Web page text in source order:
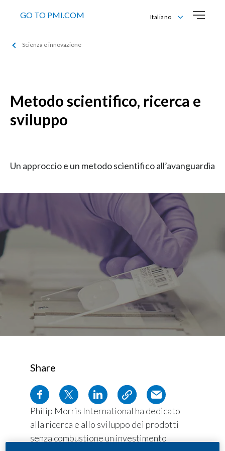
GO TO PMI.COM
Italiano
Scienza e innovazione
Metodo scientifico, ricerca e
sviluppo
Un approccio e un metodo scientifico all’avanguardia
Share
Philip Morris International ha dedicato
alla ricerca e allo sviluppo dei prodotti
senza combustione un investimento